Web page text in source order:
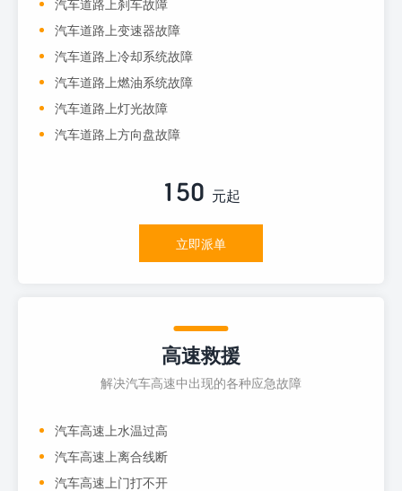
汽车道路上刹车故障
汽车道路上变速器故障
汽车道路上冷却系统故障
汽车道路上燃油系统故障
汽车道路上灯光故障
汽车道路上方向盘故障
150 元起
立即派单
高速救援
解决汽车高速中出现的各种应急故障
汽车高速上水温过高
汽车高速上离合线断
汽车高速上门打不开